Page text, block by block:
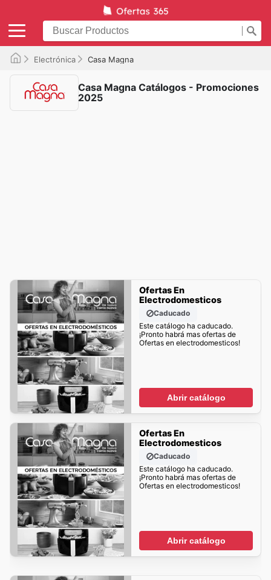
Electrónica Casa Magna
Casa Magna Catálogos - Promociones
2025
Ofertas En
Electrodomesticos
Caducado
Este catálogo ha caducado.
¡Pronto habrá mas ofertas de
Ofertas en electrodomesticos!
Abrir catálogo
Ofertas En
Electrodomesticos
Caducado
Este catálogo ha caducado.
¡Pronto habrá mas ofertas de
Ofertas en electrodomesticos!
Abrir catálogo